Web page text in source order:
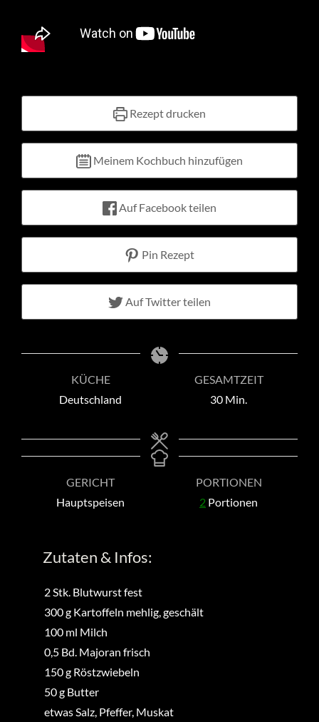
Rezept drucken
Meinem Kochbuch hinzufügen
Auf Facebook teilen
Pin Rezept
Auf Twitter teilen
KÜCHE
Deutschland
GESAMTZEIT
30Minuten
Min.
GERICHT
Hauptspeisen
PORTIONEN
2 Portionen
Zutaten & Infos:
2Stk. Blutwurst fest
300g Kartoffeln mehlig, geschält
100 ml Milch
0,5 Bd. Majoran frisch
150g Röstzwiebeln
50g Butter
etwasSalz, Pfeffer, Muskat